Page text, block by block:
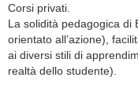
Corsi privati.
La solidità pedagogica di
orientato all’azione),
ai diversi stili di
realtà dello studente).